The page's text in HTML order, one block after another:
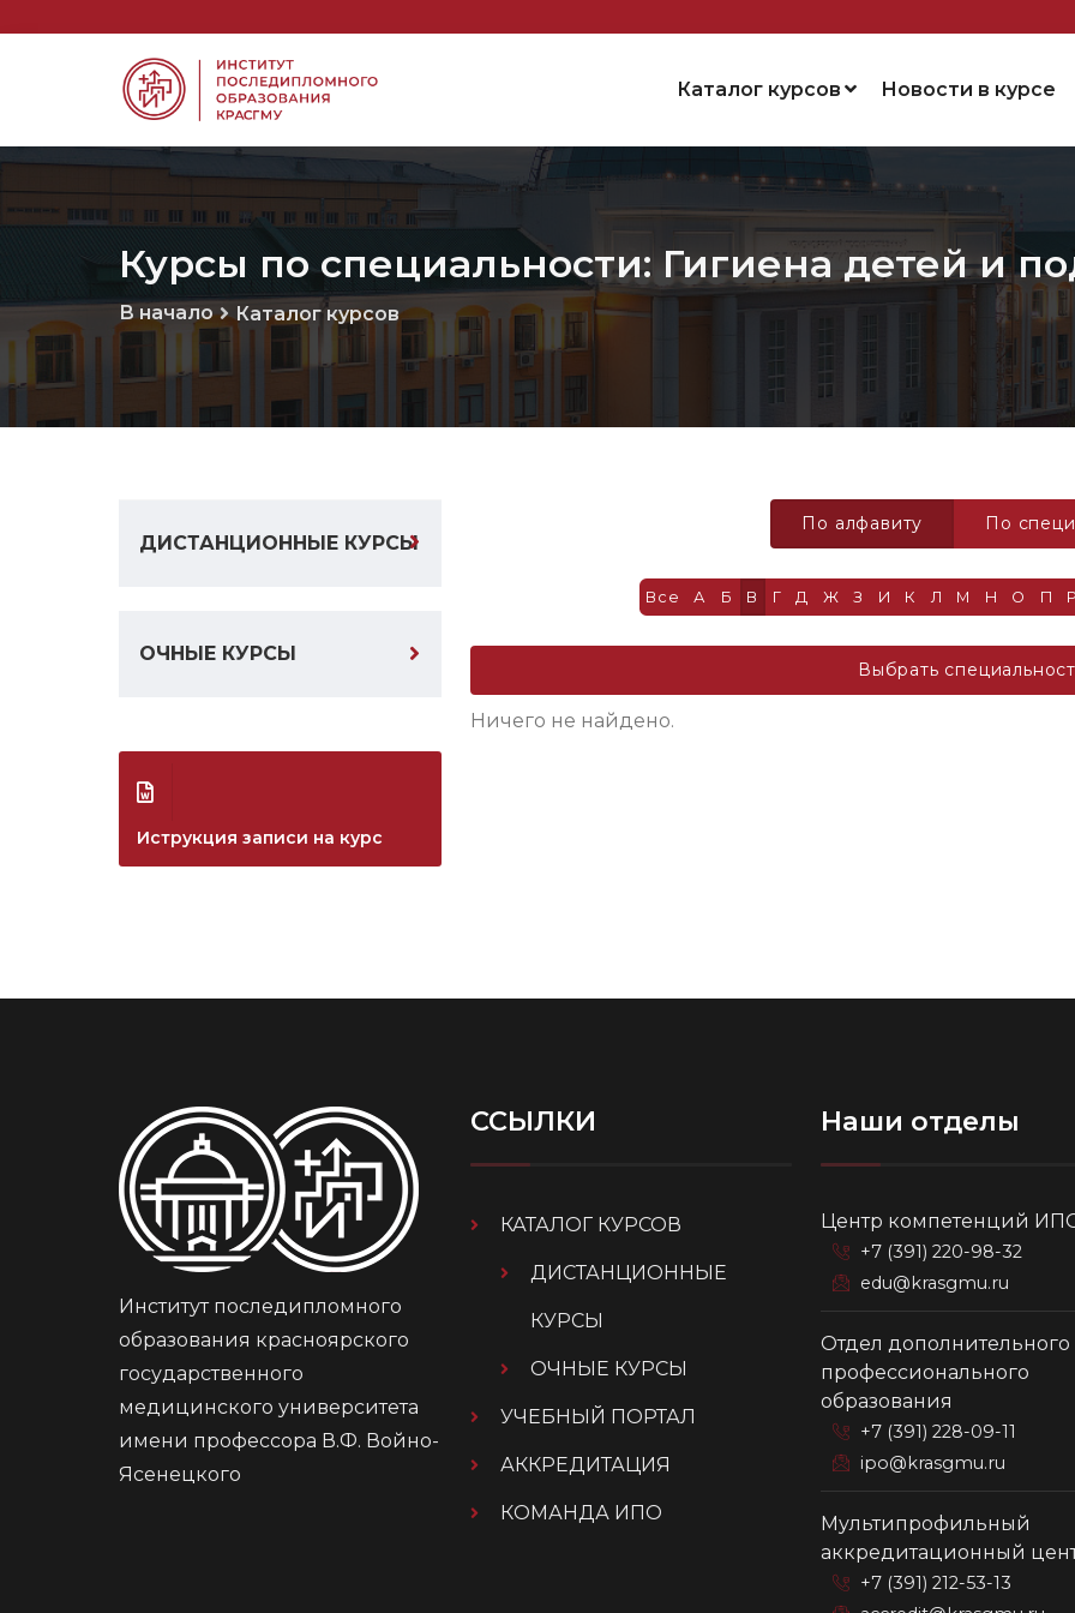
Каталог курсов Новости в курсе
Курсы по специальности: Гигиена детей и
В начало Каталог курсов
ДИСТАНЦИОННЫЕ КУРСЫ
ОЧНЫЕ КУРСЫ
Иструкция записи на курс
По алфавиту По
Все А Б В Г Д Ж З И К Л М Н О П Р
Выбрать
Ничего не найдено.
Институт последипломного
образования красноярского
государственного
медицинского университета
имени профессора В.Ф. Войно-
Ясенецкого
ССЫЛКИ
КАТАЛОГ КУРСОВ
ДИСТАНЦИОННЫЕ
КУРСЫ
ОЧНЫЕ КУРСЫ
УЧЕБНЫЙ ПОРТАЛ
АККРЕДИТАЦИЯ
КОМАНДА ИПО
Наши отделы
Центр компетенций
+7 (391) 220-98-32
edu@krasgmu.ru
Отдел дополнительного
профессионального
образования
+7 (391) 228-09-11
ipo@krasgmu.ru
Мультипрофильный
аккредитационный
+7 (391) 212-53-13